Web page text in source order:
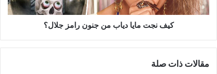
جلال؟
كيف نجت مايا دياب من جنون رامز جلال؟
مقالات ذات صلة